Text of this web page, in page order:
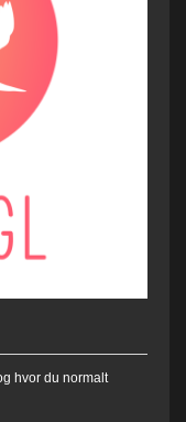
hvor du normalt